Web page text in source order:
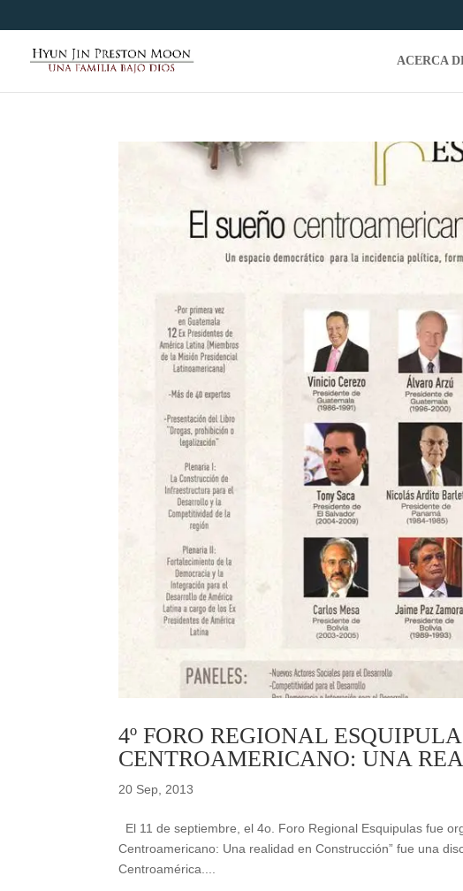
ACERCA
4º FORO REGIONAL
CENTROAMERICANO: UNA
20 Sep, 2013
El 11 de septiembre, el 4o. Foro Regional Esquipulas fue
Centroamericano: Una realidad en Construcción” fue una
Centroamérica....